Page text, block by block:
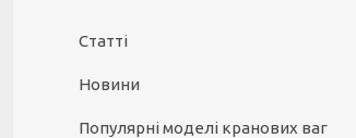
Статті
Новини
Популярні моделі кранових ваг